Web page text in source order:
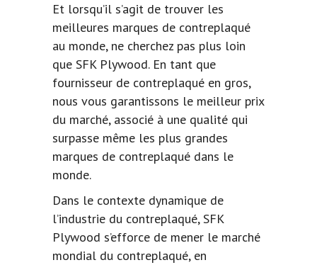
Et lorsqu’il s’agit de trouver les
meilleures marques de contreplaqué
au monde, ne cherchez pas plus loin
que SFK Plywood. En tant que
fournisseur de contreplaqué en gros,
nous vous garantissons le meilleur prix
du marché, associé à une qualité qui
surpasse même les plus grandes
marques de contreplaqué dans le
monde.
Dans le contexte dynamique de
l’industrie du contreplaqué, SFK
Plywood s’efforce de mener le marché
mondial du contreplaqué, en